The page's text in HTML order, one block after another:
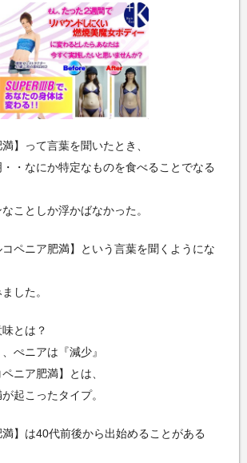
満】って言葉を聞いたとき、
・なにか特定なものを食べることでなる
ことしか浮かばなかった。
ペニア肥満】という言葉を聞くようにな
した。
とは？
ぺニアは『減少』
ニア肥満】とは、
起こったタイプ。
満】は40代前後から出始めることがある